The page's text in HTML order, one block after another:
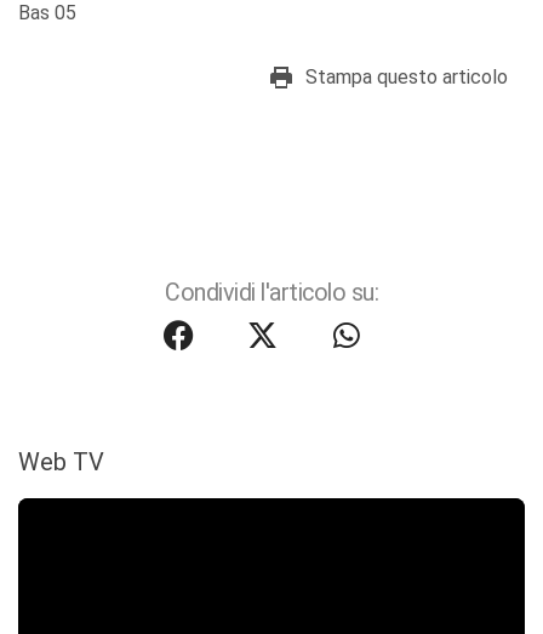
Bas 05
Stampa questo articolo
Condividi l'articolo su:
Web TV